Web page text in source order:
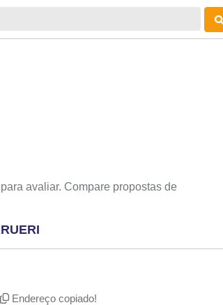
avaliar. Compare propostas de
Endereço copiado!